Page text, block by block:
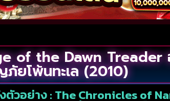
of the Dawn Treader
ยโพ้นทะเล (2010)
ตัวอย่าง : The Chronicles of